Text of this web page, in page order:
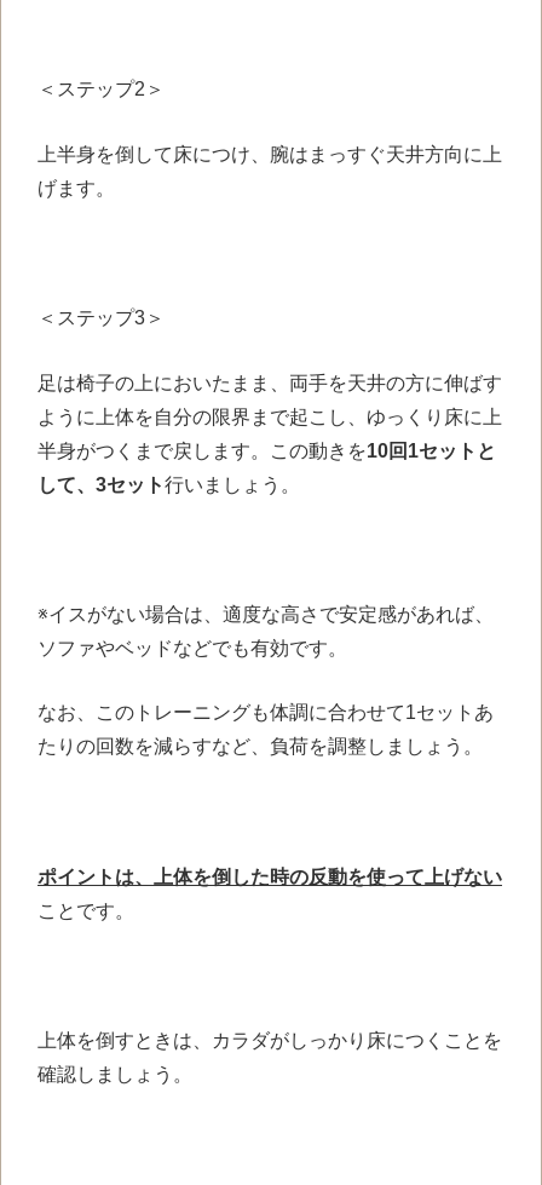
＜ステップ2＞
上半身を倒して床につけ、腕はまっすぐ天井方向に上
げます。
＜ステップ3＞
足は椅子の上においたまま、両手を天井の方に伸ばす
ように上体を自分の限界まで起こし、ゆっくり床に上
半身がつくまで戻します。この動きを10回1セットと
して、3セット行いましょう。
※イスがない場合は、適度な高さで安定感があれば、
ソファやベッドなどでも有効です。
なお、このトレーニングも体調に合わせて1セットあ
たりの回数を減らすなど、負荷を調整しましょう。
ポイントは、上体を倒した時の反動を使って上げない
ことです。
上体を倒すときは、カラダがしっかり床につくことを
確認しましょう。